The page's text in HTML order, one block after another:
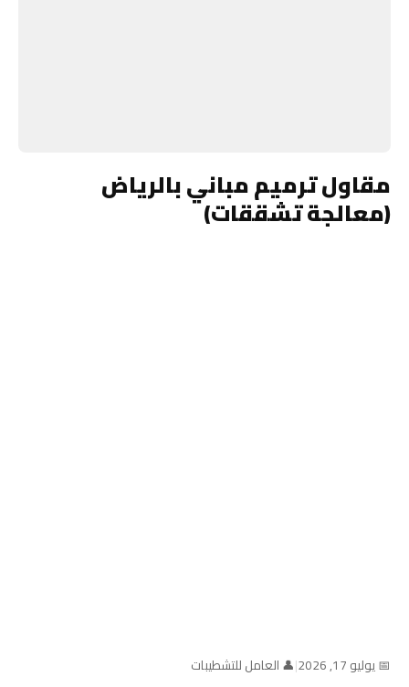
مقاول ترميم مباني بالرياض
(معالجة تشققات)
📅 يوليو 17, 2026 |👤 العامل للتشطيبات